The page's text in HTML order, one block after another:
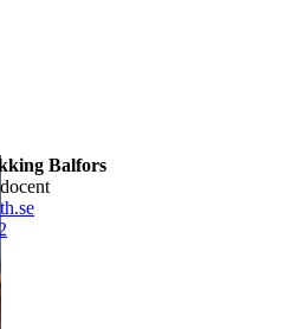
Balfors
docent